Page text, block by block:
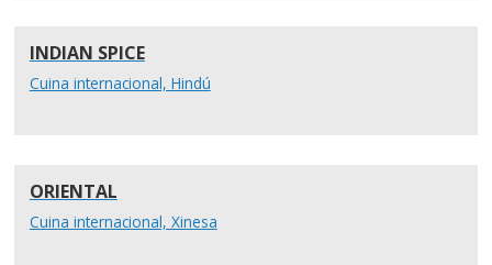
INDIAN SPICE
Cuina internacional, Hindú
ORIENTAL
Cuina internacional, Xinesa